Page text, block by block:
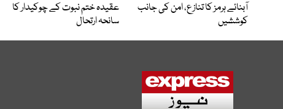
آبنائے ہرمز کا تنازع، امن کی جانب
کوششیں
عقیدہ ختم نبوت کے چوکیدار کا
سانحہ ارتحال